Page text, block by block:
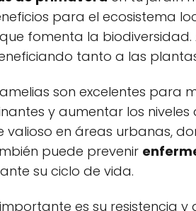
para el ecosistema
fomenta la
tanto a las
son excelentes para
y aumentar los
valioso en áreas urbanas,
puede prevenir
su ciclo de vida.
es su resistencia